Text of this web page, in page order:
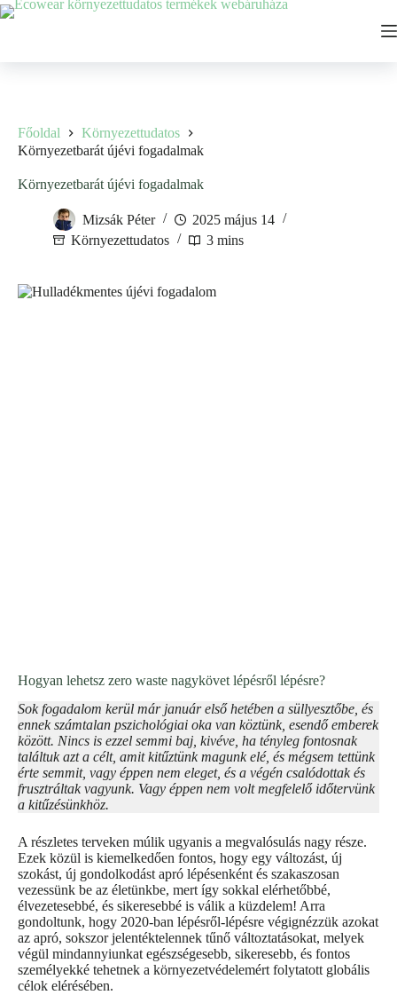
Ugrás
a
Főoldal
Környezettudatos
Környezetbarát újévi fogadalmak
Környezetbarát újévi fogadalmak
Mizsák Péter
2025 május 14
Környezettudatos
3 mins
Hogyan lehetsz zero waste nagykövet lépésről lépésre?
Sok fogadalom kerül már január első hetében a süllyesztőbe, és
ennek számtalan pszichológiai oka van köztünk, esendő emberek
között. Nincs is ezzel semmi baj, kivéve, ha tényleg fontosnak
találtuk azt a célt, amit kitűztünk magunk elé, és mégsem tettünk
érte semmit, vagy éppen nem eleget, és a végén csalódottak és
frusztráltak vagyunk. Vagy éppen nem volt megfelelő időtervünk
a kitűzésünkhöz.
A részletes terveken múlik ugyanis a megvalósulás nagy része.
Ezek közül is kiemelkedően fontos, hogy egy változást, új
szokást, új gondolkodást apró lépésenként és szakaszosan
vezessünk be az életünkbe, mert így sokkal elérhetőbbé,
élvezetesebbé, és sikeresebbé is válik a küzdelem! Arra
gondoltunk, hogy 2020-ban lépésről-lépésre végignézzük azokat
az apró, sokszor jelentéktelennek tűnő változtatásokat, melyek
végül mindannyiunkat egészségesebb, sikeresebb, és fontos
személyekké tehetnek a környezetvédelemért folytatott globális
célok elérésében.